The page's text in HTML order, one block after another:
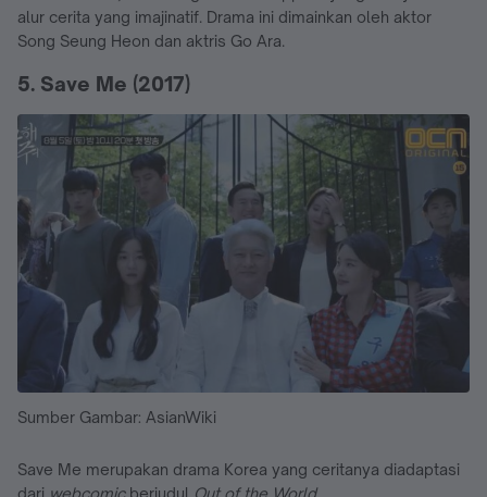
alur cerita yang imajinatif. Drama ini dimainkan oleh aktor
Song Seung Heon dan aktris Go Ara.
5. Save Me (2017)
Sumber Gambar: AsianWiki
Save Me merupakan drama Korea yang ceritanya diadaptasi
dari webcomic berjudul Out of the World.